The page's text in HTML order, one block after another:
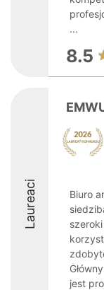
...
8.5
Laureaci
Biuro
jest